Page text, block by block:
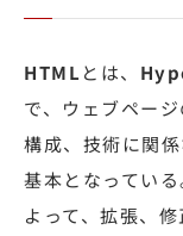
HTML とは、
で、ウェブペー
構成、技術に関
基本となってい
よって、拡張、